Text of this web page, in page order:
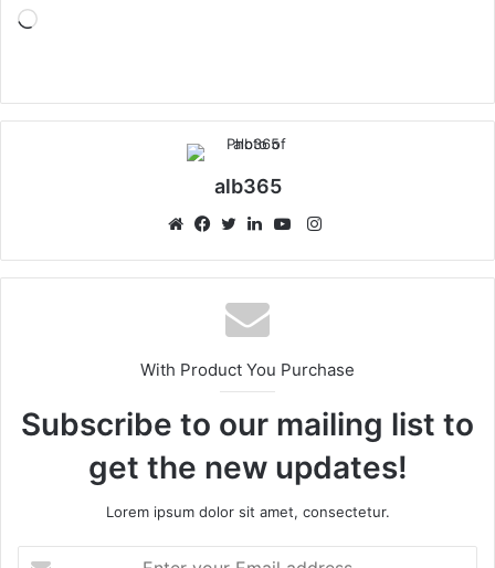
Loading…
alb365
Instagram
With Product You Purchase
Subscribe to our mailing list to
get the new updates!
Lorem ipsum dolor sit amet, consectetur.